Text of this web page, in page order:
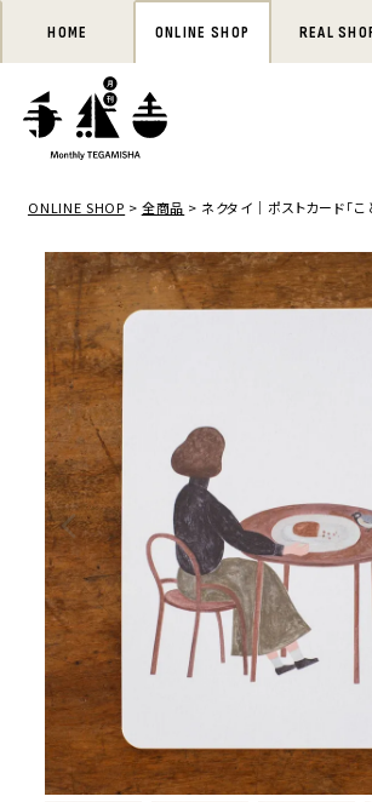
HOME ONLINE SHOP REAL
ONLINE SHOP 全商品 ネクタイ｜ポストカード「こ